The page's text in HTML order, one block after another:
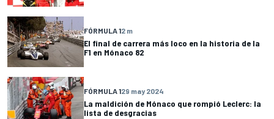
FÓRMULA 12 m
El final de carrera más loco en la historia de la
F1 en Mónaco 82
FÓRMULA 129 may 2024
La maldición de Mónaco que rompió Leclerc: la
lista de desgracias